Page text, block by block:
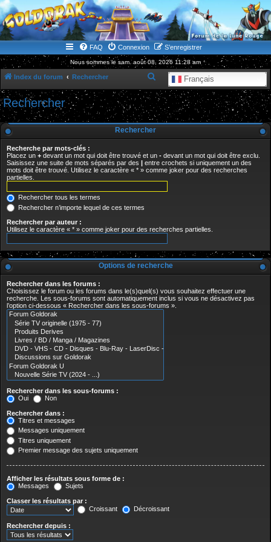
WWW.GOLDORAKGO.COM
le site de la Lune Rouge
FAQ Connexion S’enregistrer
Nous sommes le sam. août 08, 2026 11:28 am
Index du forum Rechercher Français
e
c
h
c
e
Rechercher
Rechercher
Recherche par mots-clés :
Placez un + devant un mot qui doit être trouvé et un - devant un mot qui doit être exclu.
Saisissez une suite de mots séparés par des | entre crochets si uniquement un des
mots doit être trouvé. Utilisez le caractère « * » comme joker pour des recherches
partielles.
Rechercher tous les termes
Rechercher n’importe lequel de ces termes
Rechercher par auteur :
Utilisez le caractère « * » comme joker pour des recherches partielles.
Options de recherche
Rechercher dans les forums :
Choisissez le forum ou les forums dans le(s)quel(s) vous souhaitez effectuer une
recherche. Les sous-forums sont automatiquement inclus si vous ne désactivez pas
l’option ci-dessous « Rechercher dans les sous-forums ».
Rechercher dans les sous-forums :
Oui
Non
Rechercher dans :
Titres et messages
Messages uniquement
Titres uniquement
Premier message des sujets uniquement
Afficher les résultats sous forme de :
Messages
Sujets
Classer les résultats par :
Croissant
Décroissant
Rechercher depuis :